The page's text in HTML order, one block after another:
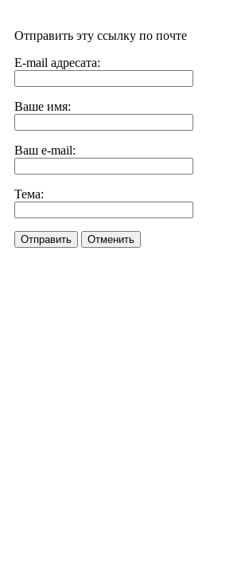
Отправить эту ссылку по почте
E-mail адресата:
Ваше имя:
Ваш e-mail:
Тема:
Отправить Отменить